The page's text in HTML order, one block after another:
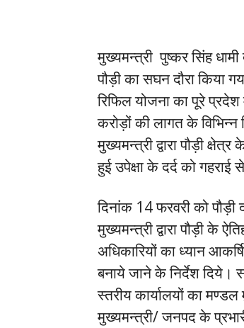
मुख्यमन्त्री पुष्कर सिंह
पौड़ी का सघन दौरा किया
रिफिल योजना का पूरे
करोड़ों की लागत के विभिन्न
मुख्यमन्त्री द्वारा पौड़ी
हुई उपेक्षा के दर्द को
दिनांक 14 फरवरी को पौड़ी
मुख्यमन्त्री द्वारा पौड़ी के
अधिकारियों का ध्यान
बनाये जाने के निर्देश दिये।
स्तरीय कार्यालयों का
मुख्यमन्त्री/ जनपद के